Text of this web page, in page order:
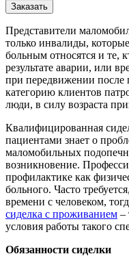
Заказать
Представители
только инвалиды,
больным относятся и те,
результате аварии, или
при передвижении после
категорию клиентов
люди, в силу возраста
Квалифицированная
пациентами знает о
маломобильных
возникновение.
профилактике как
больного. Часто
времени с человеком,
сиделка с проживанием –
условия работы такого
Обязанности сиделки